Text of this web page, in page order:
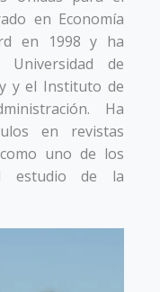
en Economía
en 1998 y ha
de
y el Instituto de
Ha
en revistas
uno de los
estudio de la